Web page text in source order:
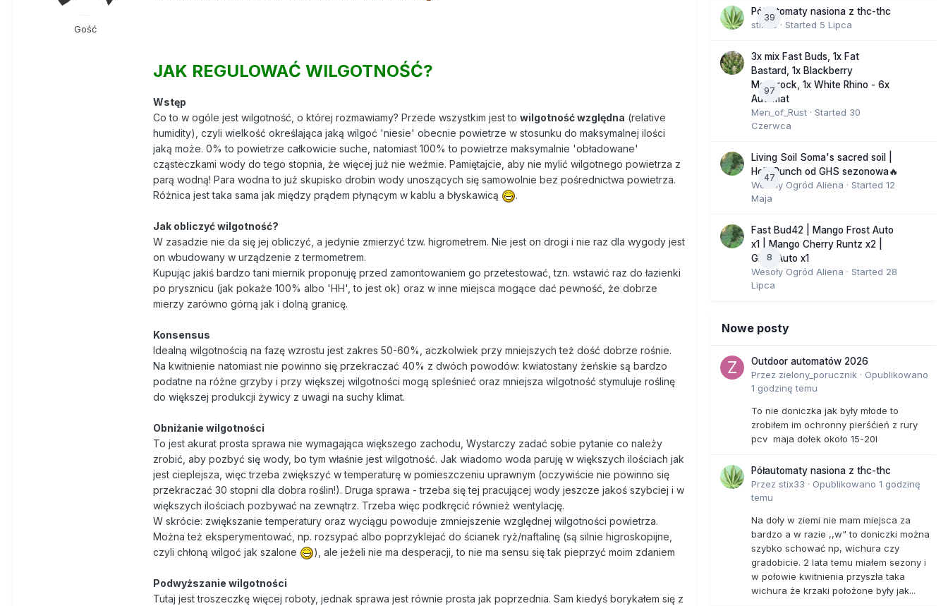
Gość
JAK REGULOWAĆ WILGOTNOŚĆ?
Wstęp
Co to w ogóle jest wilgotność, o której rozmawiamy? Przede wszystkim jest to wilgotność względna (relative
humidity), czyli wielkość określająca jaką wilgoć 'niesie' obecnie powietrze w stosunku do maksymalnej ilości
jaką może. 0% to powietrze całkowicie suche, natomiast 100% to powietrze maksymalnie 'obładowane'
cząsteczkami wody do tego stopnia, że więcej już nie weźmie. Pamiętajcie, aby nie mylić wilgotnego powietrza z
parą wodną! Para wodna to już skupisko drobin wody unoszących się samowolnie bez pośrednictwa powietrza.
Różnica jest taka sama jak między prądem płynącym w kablu a błyskawicą
.
Jak obliczyć wilgotność?
W zasadzie nie da się jej obliczyć, a jedynie zmierzyć tzw. higrometrem. Nie jest on drogi i nie raz dla wygody jest
on wbudowany w urządzenie z termometrem.
Kupując jakiś bardzo tani miernik proponuję przed zamontowaniem go przetestować, tzn. wstawić raz do łazienki
po prysznicu (jak pokaże 100% albo 'HH', to jest ok) oraz w inne miejsca mogące dać pewność, że dobrze
mierzy zarówno górną jak i dolną granicę.
Konsensus
Idealną wilgotnością na fazę wzrostu jest zakres 50-60%, aczkolwiek przy mniejszych też dość dobrze rośnie.
Na kwitnienie natomiast nie powinno się przekraczać 40% z dwóch powodów: kwiatostany żeńskie są bardzo
podatne na różne grzyby i przy większej wilgotności mogą spleśnieć oraz mniejsza wilgotność stymuluje roślinę
do większej produkcji żywicy z uwagi na suchy klimat.
Obniżanie wilgotności
To jest akurat prosta sprawa nie wymagająca większego zachodu, Wystarczy zadać sobie pytanie co należy
zrobić, aby pozbyć się wody, bo tym właśnie jest wilgotność. Jak wiadomo woda paruję w większych ilościach jak
jest cieplejsza, więc trzeba zwiększyć w temperaturę w pomieszczeniu uprawnym (oczywiście nie powinno się
przekraczać 30 stopni dla dobra roślin!). Druga sprawa - trzeba się tej pracującej wody jeszcze jakoś szybciej i w
większych ilościach pozbywać na zewnątrz. Trzeba więc podkręcić również wentylację.
W skrócie: zwiększanie temperatury oraz wyciągu powoduje zmniejszenie względnej wilgotności powietrza.
Można też eksperymentować, np. rozsypać albo poprzyklejać do ścianek ryż/naftalinę (są silnie higroskopijne,
czyli chłoną wilgoć jak szalone
), ale jeżeli nie ma desperacji, to nie ma sensu się tak pieprzyć moim zdaniem
Podwyższanie wilgotności
Tutaj jest troszeczkę więcej roboty, jednak sprawa jest równie prosta jak poprzednia. Sam kiedyś borykałem się z
39
Półautomaty nasiona z thc-thc
stix33 · Started 5 Lipca
97
3x mix Fast Buds, 1x Fat
Bastard, 1x Blackberry
Moonrock, 1x White Rhino - 6x
Automat
Men_of_Rust · Started 30
Czerwca
47
Living Soil Soma's sacred soil |
Holy Punch od GHS sezonowa🔥
Wesoły Ogród Aliena · Started 12
Maja
8
Fast Bud42 | Mango Frost Auto
x1 | Mango Cherry Runtz x2 |
GMO Auto x1
Wesoły Ogród Aliena · Started 28
Lipca
Nowe posty
Outdoor automatów 2026
Przez zielony_porucznik · Opublikowano
1 godzinę temu
To nie doniczka jak były młode to
zrobiłem im ochronny pierśćień z rury
pcv maja dołek około 15-20l
Półautomaty nasiona z thc-thc
Przez stix33 · Opublikowano 1 godzinę
temu
Na doły w ziemi nie mam miejsca za
bardzo a w razie ,,w" to doniczki można
szybko schować np, wichura czy
gradobicie. 2 lata temu miałem sezony i
w połowie kwitnienia przyszła taka
wichura że krzaki położone były jak...